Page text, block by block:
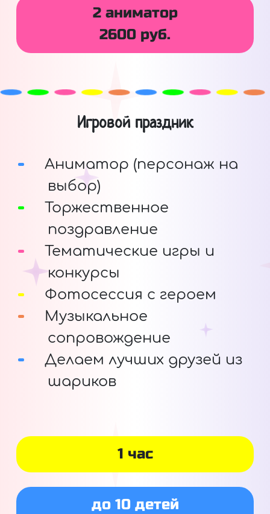
2 аниматор
2600 руб.
Игровой праздник
Аниматор (персонаж на
выбор)
Торжественное
поздравление
Тематические игры и
конкурсы
Фотосессия с героем
Музыкальное
сопровождение
Делаем лучших друзей из
шариков
1 час
до 10 детей